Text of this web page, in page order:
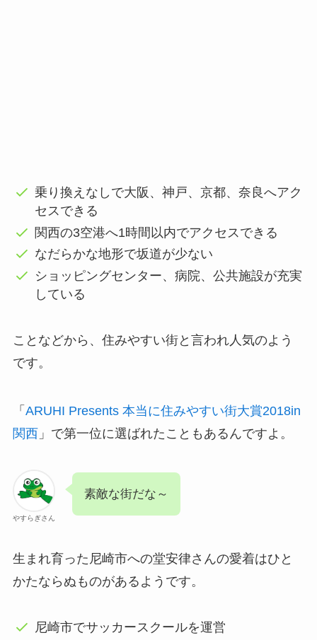
乗り換えなしで大阪、神戸、京都、奈良へアク
セスできる
関西の3空港へ1時間以内でアクセスできる
なだらかな地形で坂道が少ない
ショッピングセンター、病院、公共施設が充実
している
ことなどから、住みやすい街と言われ人気のよう
です。
「 ARUHI Presents 本当に住みやすい街大賞2018in
関西」で第一位に選ばれたこともあるんですよ。
やすらぎさん
素敵な街だな～
生まれ育った尼崎市への堂安律さんの愛着はひと
かたならぬものがあるようです。
尼崎市でサッカースクールを運営